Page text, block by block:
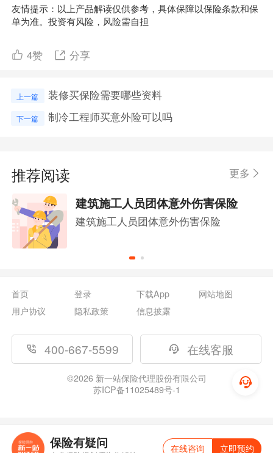
友情提示：以上产品解读仅供参考，具体保障以保险条款和保
单为准。投资有风险，风险需自担
4赞 分享
上一篇 装修买保险需要哪些资料
下一篇 制冷工程师买意外险可以吗
推荐阅读 更多
建筑施工人员团体意外伤害保险
建筑施工人员团体意外伤害保险
首页 登录 下载App
网站地图
用户协议
隐私政策 信息披露
400-667-5599 在线客服
©2026新一站保险代理股份有限公司
苏ICP备11025489号-1
保险有疑问 在线咨询 立即预约